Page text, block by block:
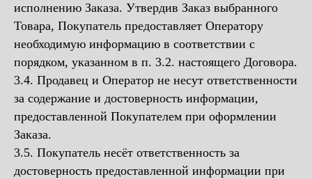
исполнению Заказа. Утвердив Заказ выбранного
Товара, Покупатель предоставляет Оператору
необходимую информацию в соответствии с
порядком, указанном в п. 3.2. настоящего Договора.
3.4. Продавец и Оператор не несут ответственности
за содержание и достоверность информации,
предоставленной Покупателем при оформлении
Заказа.
3.5. Покупатель несёт ответственность за
достоверность предоставленной информации при